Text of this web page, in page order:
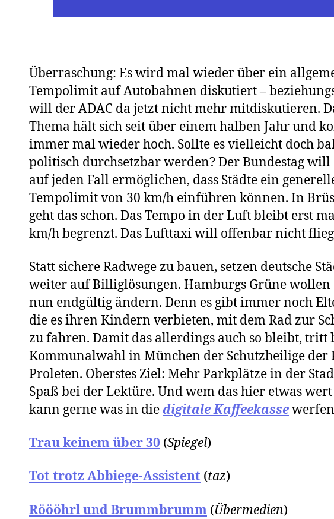
Überraschung: Es wird mal wieder über ein
Tempolimit auf Autobahnen diskutiert –
will der ADAC da jetzt nicht mehr mitdiskutieren.
Thema hält sich seit über einem halben Jahr und
immer mal wieder hoch. Sollte es vielleicht doch
politisch durchsetzbar werden? Der Bundestag will
auf jeden Fall ermöglichen, dass Städte ein
Tempolimit von 30 km/h einführen können. In
geht das schon. Das Tempo in der Luft bleibt erst
km/h begrenzt. Das Lufttaxi will offenbar nicht
Statt sichere Radwege zu bauen, setzen deutsche
weiter auf Billiglösungen. Hamburgs Grüne wollen
nun endgültig ändern. Denn es gibt immer noch
die es ihren Kindern verbieten, mit dem Rad zur
zu fahren. Damit das allerdings auch so bleibt, tritt
Kommunalwahl in München der Schutzheilige der
Proleten. Oberstes Ziel: Mehr Parkplätze in der
Spaß bei der Lektüre. Und wem das hier etwas wert
kann gerne was in die digitale Kaffeekasse
Trau keinem über 30 (Spiegel)
Tot trotz Abbiege-Assistent (taz)
Röööhrl und Brummbrumm (Übermedien)